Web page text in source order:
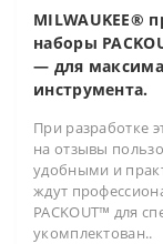
MILWAUKEE®
наборы
— для
инструмента.
При разработке
на отзывы
удобными и
ждут
PACKOUT™ для
укомплектован..